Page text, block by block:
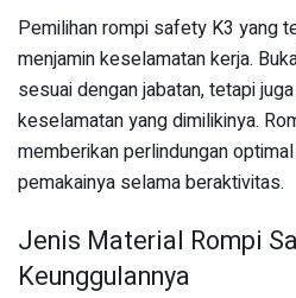
Pemilihan rompi safety K3 yang
menjamin keselamatan kerja.
sesuai dengan jabatan, tetapi
keselamatan yang dimilikinya.
memberikan perlindungan
pemakainya selama beraktivitas.
Jenis Material Rompi
Keunggulannya